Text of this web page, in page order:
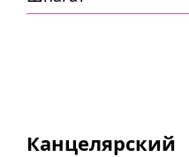
Канцелярский